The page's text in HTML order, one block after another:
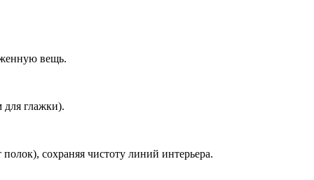
вещь.
для глажки).
сохраняя чистоту линий интерьера.